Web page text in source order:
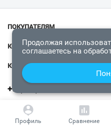
ПОКУПАТЕЛЯМ
КОМПАНИЯ «ВОДОЛЕЙ»
КОНТАКТЫ
+7 (861) 203-45-90
выходные: 11:00 — 19:00
Продолжая
соглашаетесь на